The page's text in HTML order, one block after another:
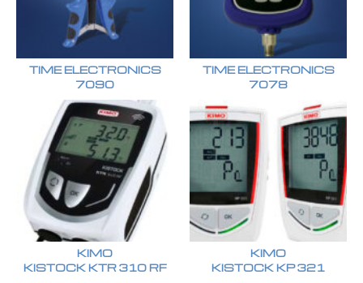
TIME ELECTRONICS
7090
TIME ELECTRONICS
7078
KIMO
KISTOCK KTR 310 RF
KIMO
KISTOCK KP 321